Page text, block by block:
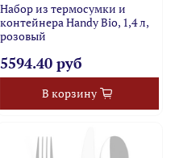
Набор из термосумки и
контейнера Handy Bio, 1,4 л,
розовый
5594.40 руб
В корзину